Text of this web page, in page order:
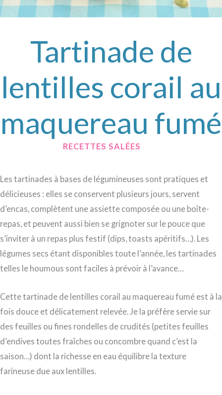
Tartinade de
lentilles corail au
maquereau fumé
RECETTES SALÉES
Les tartinades à bases de légumineuses sont pratiques et
délicieuses : elles se conservent plusieurs jours, servent
d’encas, complètent une assiette composée ou une boîte-
repas, et peuvent aussi bien se grignoter sur le pouce que
s’inviter à un repas plus festif (dips, toasts apéritifs…). Les
légumes secs étant disponibles toute l’année, les tartinades
telles le houmous sont faciles à prévoir à l’avance…
Cette tartinade de lentilles corail au maquereau fumé est à la
fois douce et délicatement relevée. Je la préfère servie sur
des feuilles ou fines rondelles de crudités (petites feuilles
d’endives toutes fraîches ou concombre quand c’est la
saison…) dont la richesse en eau équilibre la texture
farineuse due aux lentilles.